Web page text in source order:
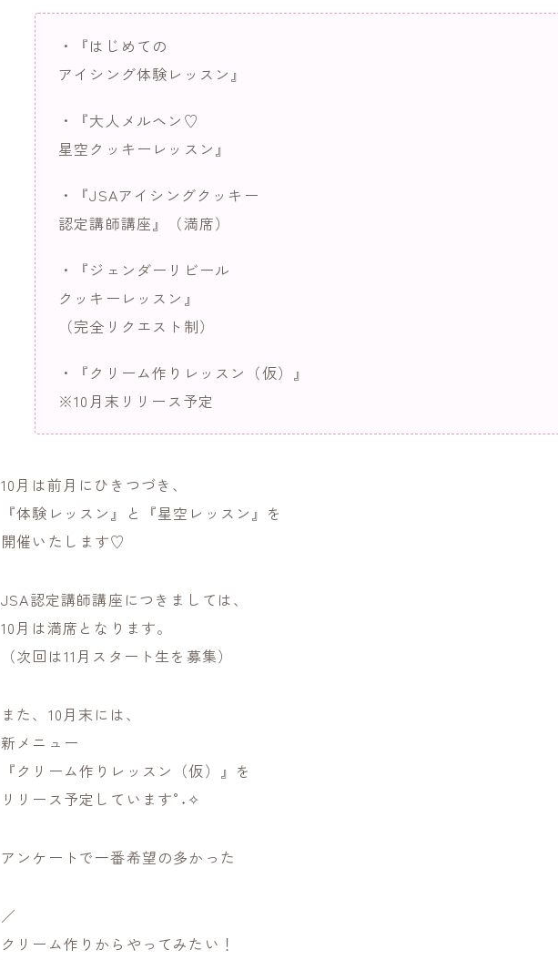
・『はじめての
アイシング体験レッスン』
・『大人メルヘン♡
星空クッキーレッスン』
・『JSAアイシングクッキー
認定講師講座』（満席）
・『ジェンダーリビール
クッキーレッスン』
（完全リクエスト制）
・『クリーム作りレッスン（仮）』
※10月末リリース予定
10月は前月にひきつづき、
『体験レッスン』と『星空レッスン』を
開催いたします♡
JSA認定講師講座につきましては、
10月は満席となります。
（次回は11月スタート生を募集）
また、10月末には、
新メニュー
『クリーム作りレッスン（仮）』を
リリース予定しています°˖✧
アンケートで一番希望の多かった
／
クリーム作りからやってみたい！